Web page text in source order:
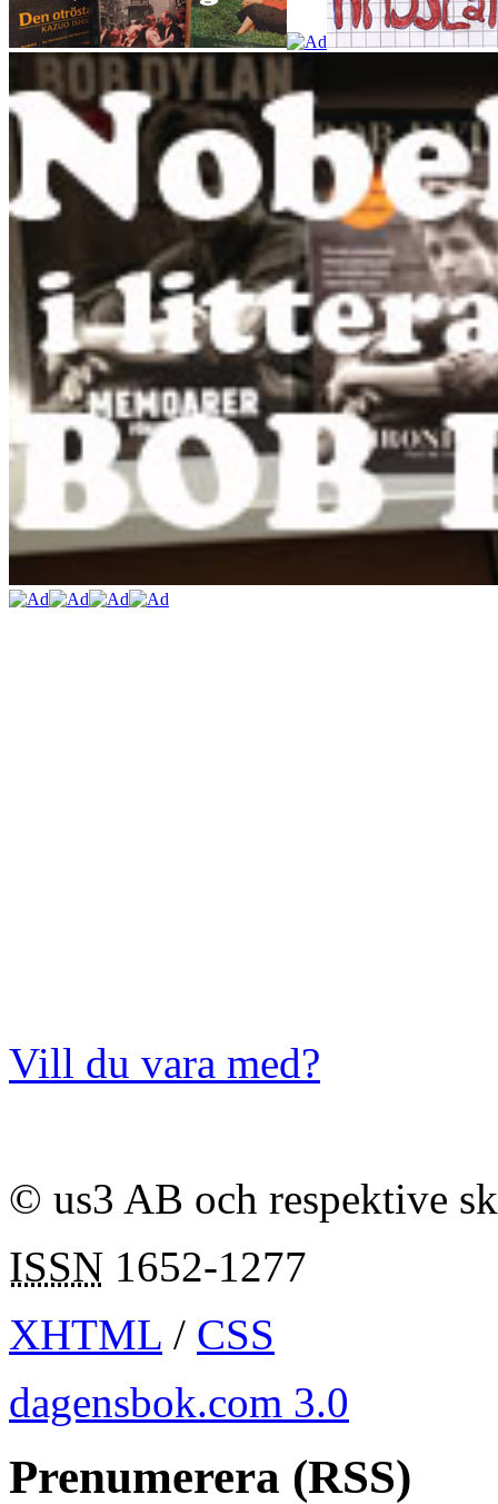
Vill du vara med?
© us3 AB och respektive
ISSN 1652-1277
XHTML / CSS
dagensbok.com 3.0
Prenumerera (RSS)